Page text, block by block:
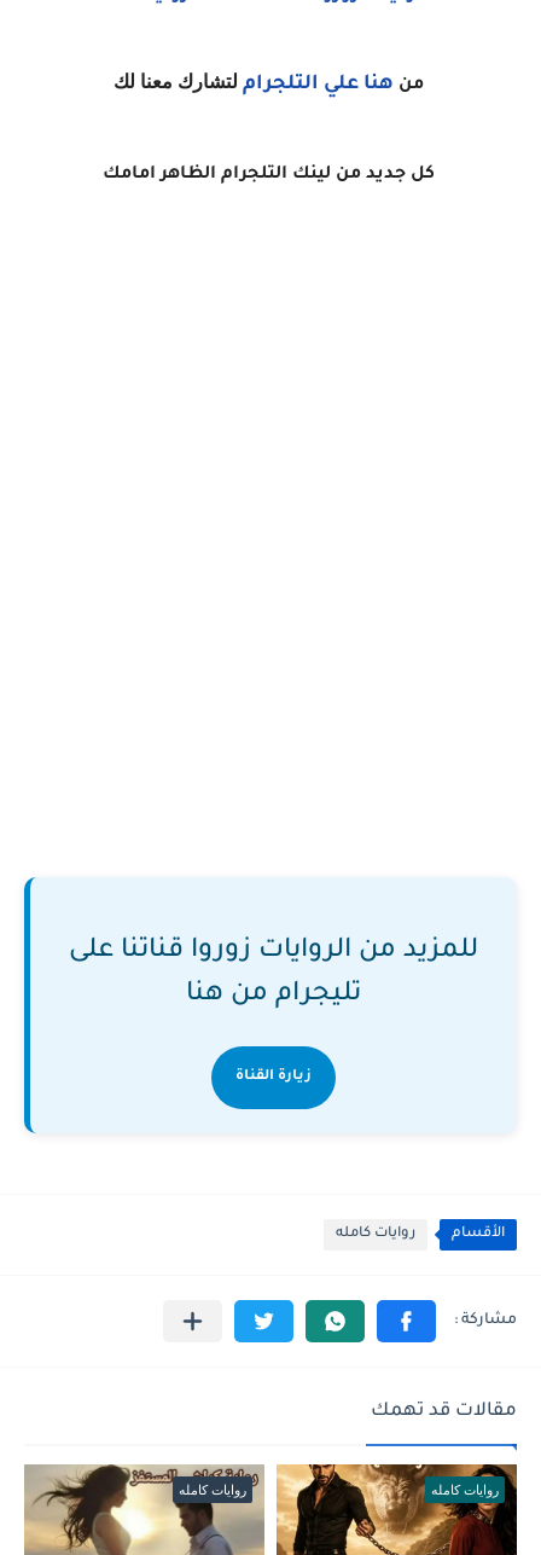
من هنا علي التلجرام لتشارك معنا لك
كل جديد من لينك التلجرام الظاهر امامك
للمزيد من الروايات زوروا قناتنا على
تليجرام من هنا
زيارة القناة
الأقسام روايات كامله
مقالات قد تهمك
روايات كامله روايات كامله